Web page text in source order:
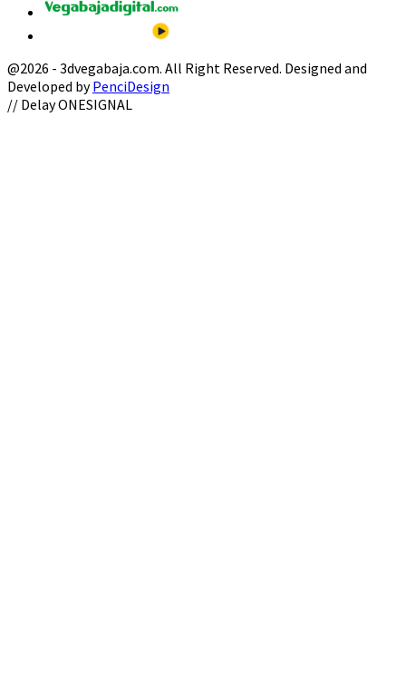
@2026 - 3dvegabaja.com. All Right Reserved. Designed and
Developed byPenciDesign
Facebook
Twitter
Instagram
Youtube
Email
// Delay ONESIGNAL